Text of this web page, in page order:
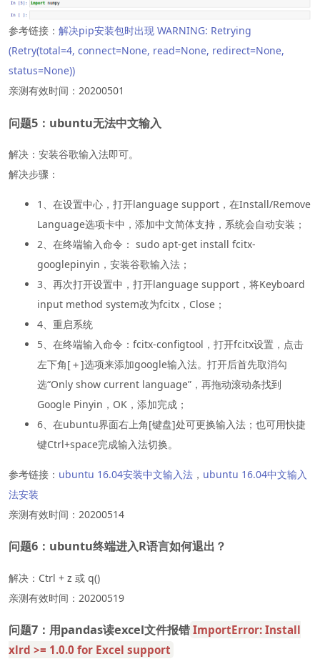
参考链接： 解决pip安装包时出现 WARNING: Retrying
(Retry(total=4, connect=None, read=None, redirect=None,
status=None))
亲测有效时间：20200501
问题5：ubuntu无法中文输入
解决：安装谷歌输入法即可。
解决步骤：
1、在设置中心，打开language support，在Install/Remove
Language选项卡中，添加中文简体支持，系统会自动安装；
2、在终端输入命令： sudo apt-get install fcitx-
googlepinyin，安装谷歌输入法；
3、再次打开设置中，打开language support，将Keyboard
input method system改为fcitx，Close；
4、重启系统
5、在终端输入命令：fcitx-configtool，打开fcitx设置，点击
左下角[＋]选项来添加google输入法。打开后首先取消勾
选“Only show current language”，再拖动滚动条找到
Google Pinyin，OK，添加完成；
6、在ubuntu界面右上角[键盘]处可更换输入法；也可用快捷
键Ctrl+space完成输入法切换。
参考链接： ubuntu 16.04安装中文输入法 ， ubuntu 16.04中文输入
法安装
亲测有效时间：20200514
问题6：ubuntu终端进入R语言如何退出？
解决：Ctrl + z 或 q()
亲测有效时间：20200519
问题7：用pandas读excel文件报错 ImportError: Install
xlrd >= 1.0.0 for Excel support